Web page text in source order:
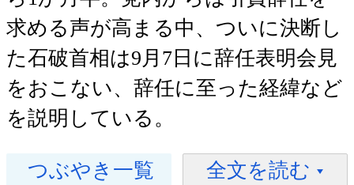
求める声が高まる中、ついに決断し
た石破首相は9月7日に辞任表明会見
をおこない、辞任に至った経緯など
を説明している。
つぶやき一覧
全文を読む